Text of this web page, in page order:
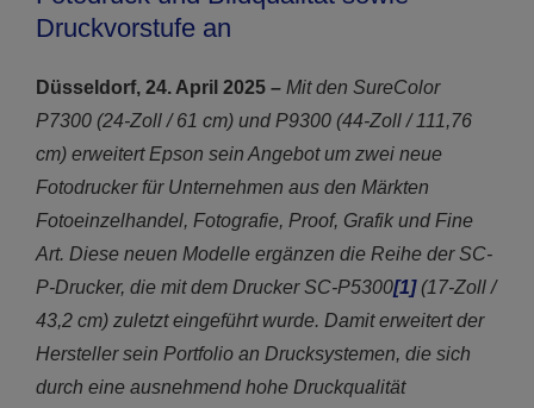
Druckvorstufe an
Düsseldorf, 24. April 2025– Mit den SureColor
P7300 (24-Zoll / 61 cm) und P9300 (44-Zoll / 111,76
cm) erweitert Epson sein Angebot um zwei neue
Fotodrucker für Unternehmen aus den Märkten
Fotoeinzelhandel, Fotografie, Proof, Grafik und Fine
Art. Diese neuen Modelle ergänzen die Reihe der SC-
P-Drucker, die mit dem Drucker SC-P5300[1](17-Zoll /
43,2 cm) zuletzt eingeführt wurde. Damit erweitert der
Hersteller sein Portfolio an Drucksystemen, die sich
durch eine ausnehmend hohe Druckqualität